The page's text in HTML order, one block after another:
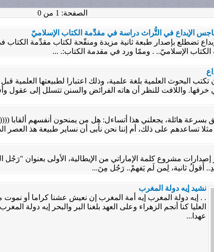
الصفحة: 1 من 0
الإبداع في التُّراث دراسة في مقدِّمة الكتاب الإسلاميّ
تضطلع بإصدار طبعة ثانية مزيدة ومنقّحة لكتاب مقدِّمة الكتاب
الإسلاميّ.. . وممّا ورد في مقدمة الكتاب:. ...
البحوث العلمية بلغة علمية، وذلك اعتبارا لطبيعتها العلمية
خرقها. واللافت للنظر أن هاته الفرائض والسنن تتسلل إلى عقول
هائلة، يجعلني هذا أتساءل: هل من يمنحون أنفسهم ألقابا
تساعدهم على ذلك، أم إننا نحن نأبى أن نساير طبيعة هذ
مشروع كلمة الإماراتي من الإيطالية، الأولى بعنوان "رَجُل
أَقولُ ثانية، لِمن لَم يَفهمْ.. رَجُل مِنَ...
نشيد إيه دولة المغرب
. . إيه دولة المغرب إيه أمة المغرب إن نعيش عشنا كراما أو نموت
العليا كنا أنجم الزهراء وعلى العهد بلغنا البر والبحر إيه دولة
عهدا...